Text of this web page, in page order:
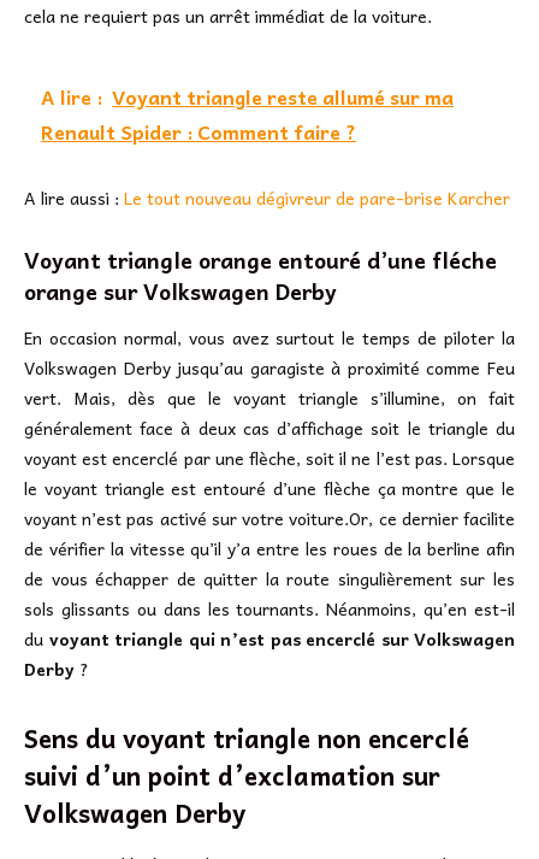
cela ne requiert pas un arrêt immédiat de la voiture.
A lire : Voyant triangle reste allumé sur ma
Renault Spider : Comment faire ?
A lire aussi : Le tout nouveau dégivreur de pare-brise Karcher
Voyant triangle orange entouré d’une fléche
orange sur Volkswagen Derby
En occasion normal, vous avez surtout le temps de piloter la
Volkswagen Derby jusqu’au garagiste à proximité comme Feu
vert. Mais, dès que le voyant triangle s’illumine, on fait
généralement face à deux cas d’affichage soit le triangle du
voyant est encerclé par une flèche, soit il ne l’est pas. Lorsque
le voyant triangle est entouré d’une flèche ça montre que le
voyant n’est pas activé sur votre voiture.Or, ce dernier facilite
de vérifier la vitesse qu’il y’a entre les roues de la berline afin
de vous échapper de quitter la route singulièrement sur les
sols glissants ou dans les tournants. Néanmoins, qu’en est-il
du voyant triangle qui n’est pas encerclé sur Volkswagen
Derby ?
Sens du voyant triangle non encerclé
suivi d’un point d’exclamation sur
Volkswagen Derby